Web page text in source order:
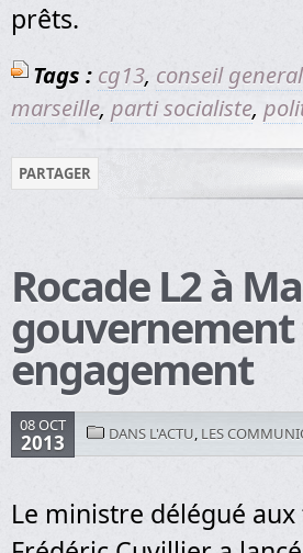
prêts.
Tags : cg13, conseil
marseille, parti socialiste,
PARTAGER
Rocade L2 à
engagement
08 OCT
2013 DANS L'ACTU, LES
Le ministre délégué